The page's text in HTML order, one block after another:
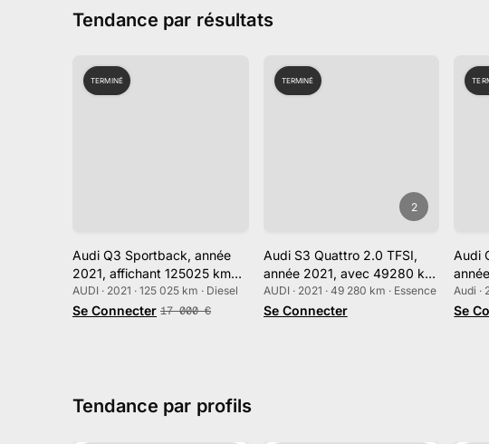
Tendance par résultats
TERMINÉ
Audi Q3 Sportback, année
2021, affichant 125025 km
au compteur
AUDI · 2021 · 125 025 km · Diesel
Se Connecter 17 000 €
2
TERMINÉ
Audi S3 Quattro 2.0 TFSI,
année 2021, avec 49280 km
au compteur
AUDI · 2021 · 49 280 km · Essence
Se Connecter
Audi
au
Audi ·
Se
Tendance par profils